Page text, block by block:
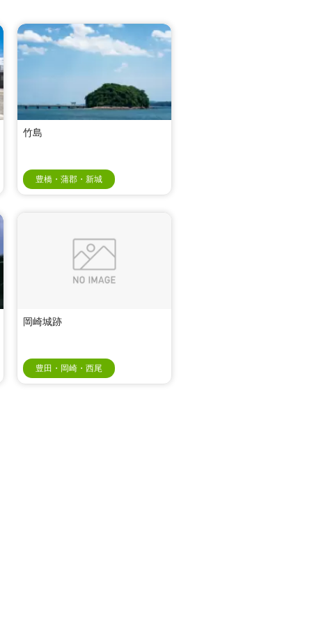
竹島
豊橋・蒲郡・新城
岡崎城跡
豊田・岡崎・西尾